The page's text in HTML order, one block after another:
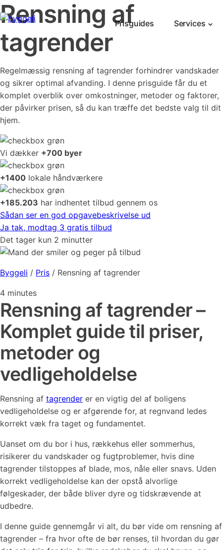
Prisguides Services
Rensning af
tagrender
Regelmæssig rensning af tagrender forhindrer vandskader
og sikrer optimal afvanding. I denne prisguide får du et
komplet overblik over omkostninger, metoder og faktorer,
der påvirker prisen, så du kan træffe det bedste valg til dit
hjem.
Vi dækker +700 byer
+1400 lokale håndværkere
+185.203 har indhentet tilbud gennem os
Sådan ser en god opgavebeskrivelse ud
Ja tak, modtag 3 gratis tilbud
Det tager kun 2 minutter
Byggeli / Pris / Rensning af tagrender
4 minutes
Rensning af tagrender –
Komplet guide til priser,
metoder og
vedligeholdelse
Rensning af tagrender er en vigtig del af boligens
vedligeholdelse og er afgørende for, at regnvand ledes
korrekt væk fra taget og fundamentet.
Uanset om du bor i hus, rækkehus eller sommerhus,
risikerer du vandskader og fugtproblemer, hvis dine
tagrender tilstoppes af blade, mos, nåle eller snavs. Uden
korrekt vedligeholdelse kan der opstå alvorlige
følgeskader, der både bliver dyre og tidskrævende at
udbedre.
I denne guide gennemgår vi alt, du bør vide om rensning af
tagrender – fra hvor ofte de bør renses, til hvordan du gør